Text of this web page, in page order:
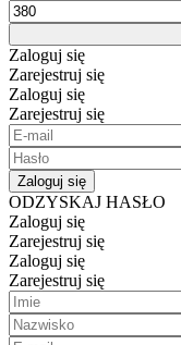
Zaloguj się
Zarejestruj się
Zaloguj się
Zarejestruj się
Zaloguj się
ODZYSKAJ HASŁO
Zaloguj się
Zarejestruj się
Zaloguj się
Zarejestruj się